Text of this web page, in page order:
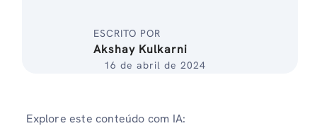
ESCRITO POR
Akshay Kulkarni
16 de abril de 2024
Explore este conteúdo com IA: